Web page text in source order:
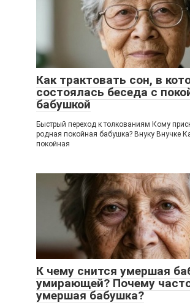
Как трактовать сон, в
состоялась беседа с
бабушкой
Быстрый переход к толкованиям Кому
родная покойная бабушка? Внуку Внучке
покойная
К чему снится умершая
умирающей? Почему
умершая бабушка?